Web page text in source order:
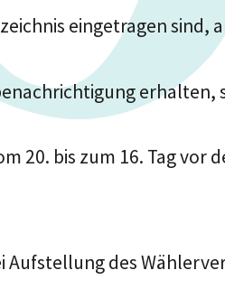
eingetragen sind,
erhalten,
20. bis zum 16. Tag vor
des